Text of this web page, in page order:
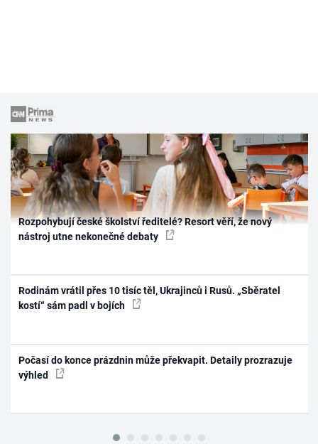
Rozpohybují české školství ředitelé? Resort věří, že nový
nástroj utne nekonečné debaty
Rodinám vrátil přes 10 tisíc těl, Ukrajinců i Rusů. „Sběratel
kostí“ sám padl v bojích
Počasí do konce prázdnin může překvapit. Detaily prozrazuje
výhled